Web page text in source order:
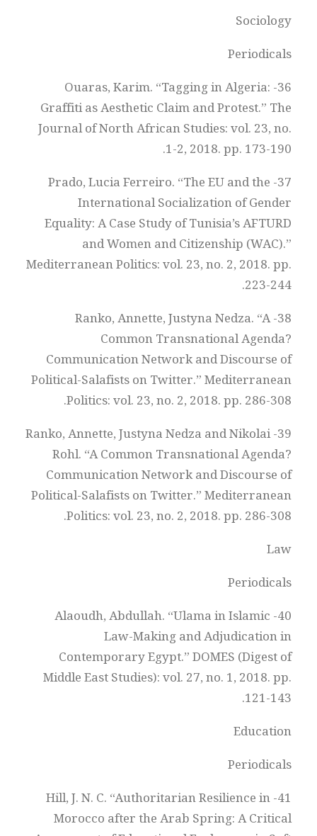
Sociology
Periodicals
36- Ouaras, Karim. “Tagging in Algeria:
Graffiti as Aesthetic Claim and Protest.” The
Journal of North African Studies: vol. 23, no.
1-2, 2018. pp. 173-190.
37- Prado, Lucia Ferreiro. “The EU and the
International Socialization of Gender
Equality: A Case Study of Tunisia’s AFTURD
and Women and Citizenship (WAC).”
Mediterranean Politics: vol. 23, no. 2, 2018. pp.
223-244.
38- Ranko, Annette, Justyna Nedza. “A
Common Transnational Agenda?
Communication Network and Discourse of
Political-Salafists on Twitter.” Mediterranean
Politics: vol. 23, no. 2, 2018. pp. 286-308.
39- Ranko, Annette, Justyna Nedza and Nikolai
Rohl. “A Common Transnational Agenda?
Communication Network and Discourse of
Political-Salafists on Twitter.” Mediterranean
Politics: vol. 23, no. 2, 2018. pp. 286-308.
Law
Periodicals
40- Alaoudh, Abdullah. “Ulama in Islamic
Law-Making and Adjudication in
Contemporary Egypt.” DOMES (Digest of
Middle East Studies): vol. 27, no. 1, 2018. pp.
121-143.
Education
Periodicals
41- Hill, J. N. C. “Authoritarian Resilience in
Morocco after the Arab Spring: A Critical